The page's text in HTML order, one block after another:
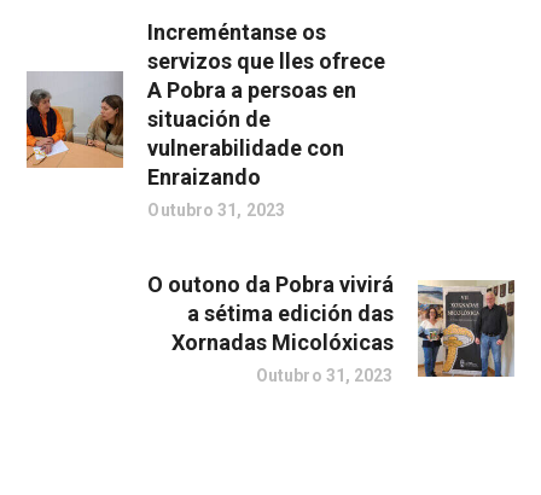
Increméntanse os
servizos que lles ofrece
A Pobra a persoas en
situación de
vulnerabilidade con
Enraizando
Outubro 31, 2023
O outono da Pobra vivirá
a sétima edición das
Xornadas Micolóxicas
Outubro 31, 2023